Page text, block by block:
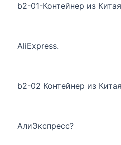
b2-01-Контейнер из
AliExpress.
b2-02 Контейнер из
АлиЭкспресс?